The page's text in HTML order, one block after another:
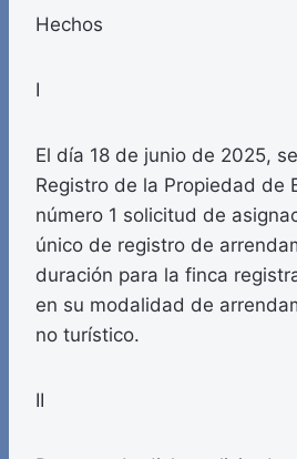
Hechos
I
El día 18 de junio de 2025,
Registro de la Propiedad de
número 1 solicitud de
único de registro de
duración para la finca
en su modalidad de
no turístico.
II